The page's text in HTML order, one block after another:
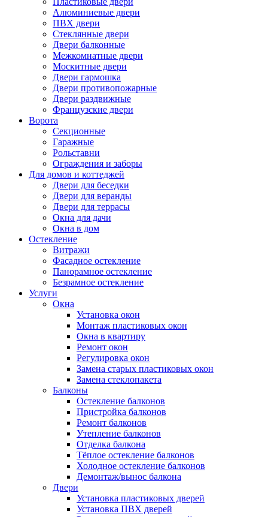
Алюминиевые двери
ПВХ двери
Стеклянные двери
Двери балконные
Межкомнатные двери
Москитные двери
Двери гармошка
Двери противопожарные
Двери раздвижные
Французские двери
Ворота
Секционные
Гаражные
Рольставни
Ограждения и заборы
Для домов и коттеджей
Двери для беседки
Двери для веранды
Двери для террасы
Окна для дачи
Окна в дом
Остекление
Витражи
Фасадное остекление
Панорамное остекление
Безрамное остекление
Услуги
Окна
Установка окон
Монтаж пластиковых окон
Окна в квартиру
Ремонт окон
Регулировка окон
Замена старых пластиковых окон
Замена стеклопакета
Балконы
Остекление балконов
Пристройка балконов
Ремонт балконов
Утепление балконов
Отделка балкона
Тёплое остекление балконов
Холодное остекление балконов
Демонтаж/вынос балкона
Двери
Установка пластиковых дверей
Установка ПВХ дверей